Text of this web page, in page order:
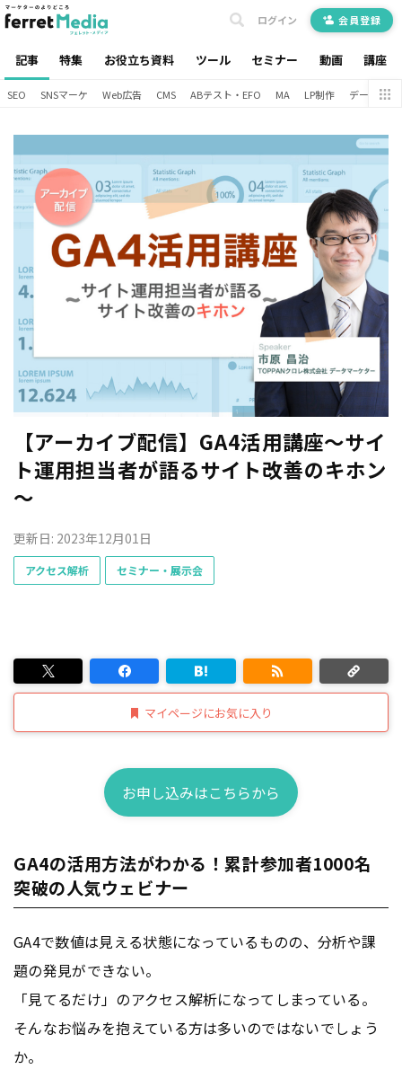
記事 特集 お役立ち資料 ツール セミナー 動画 講座
ログイン 会員登録
SEO SNSマーケ Web広告 CMS ABテスト・EFO MA LP制作 データ分析
【アーカイブ配信】GA4活用講座～サイ
ト運用担当者が語るサイト改善のキホン
～
更新日: 2023年12月01日
アクセス解析 セミナー・展示会
マイページにお気に入り
お申し込みはこちらから
GA4の活用方法がわかる！累計参加者1000名
突破の人気ウェビナー
GA4で数値は見える状態になっているものの、分析や課
題の発見ができない。
「見てるだけ」のアクセス解析になってしまっている。
そんなお悩みを抱えている方は多いのではないでしょう
か。